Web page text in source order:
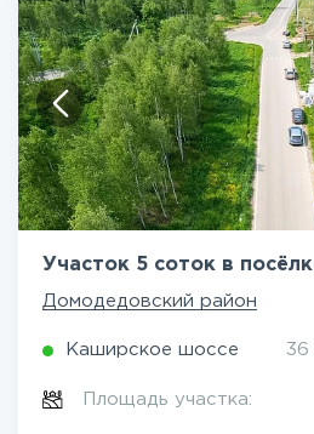
Участок 5 соток в
Домодедовский район
Каширское шоссе 36
Площадь участка: